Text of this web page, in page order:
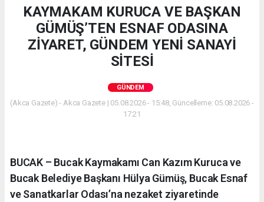
KAYMAKAM KURUCA VE BAŞKAN
GÜMÜŞ’TEN ESNAF ODASINA
ZİYARET, GÜNDEM YENİ SANAYİ
SİTESİ
GÜNDEM
(Akca Gazete) - Akca Gazete | 05.08.2026 - 15:48, Güncelleme: 05.08.2026 -
17:21
BUCAK – Bucak Kaymakamı Can Kazım Kuruca ve
Bucak Belediye Başkanı Hülya Gümüş, Bucak Esnaf
ve Sanatkarlar Odası’na nezaket ziyaretinde